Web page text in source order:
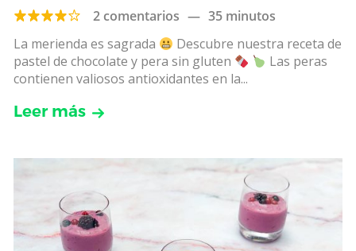
2 comentarios — 35 minutos
La merienda es sagrada
Descubre nuestra receta de
pastel de chocolate y pera sin gluten
Las peras
contienen valiosos antioxidantes en la...
Leer más